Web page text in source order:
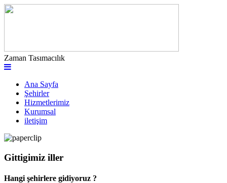
Zaman Tasımacılık
Ana Sayfa
Şehirler
Hizmetlerimiz
Kurumsal
iletişim
Gittigimiz iller
Hangi şehirlere gidiyoruz ?